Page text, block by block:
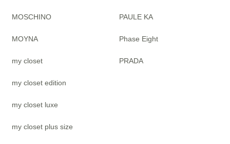
MOSCHINO
MOYNA
my closet
my closet edition
my closet luxe
my closet plus size
PAULE KA
Phase Eight
PRADA